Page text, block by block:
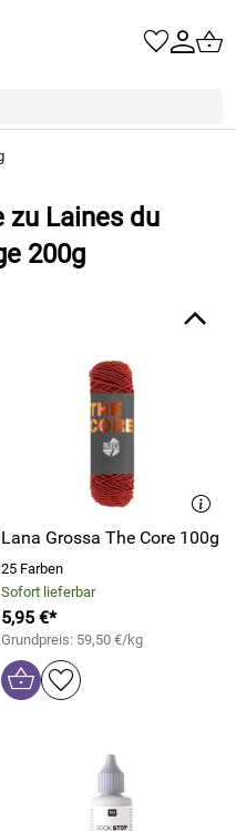
zu Laines du
200g
Lana Grossa The Core 100g
25 Farben
Sofort lieferbar
5,95 €*
Grundpreis: 59,50 €/kg